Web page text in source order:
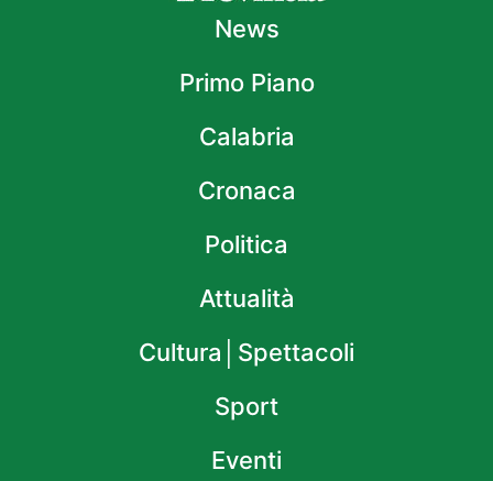
News
Primo Piano
Calabria
Cronaca
Politica
Attualità
Cultura│Spettacoli
Sport
Eventi